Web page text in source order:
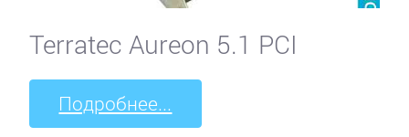
Terratec Aureon 5.1 PCI
Подробнее...